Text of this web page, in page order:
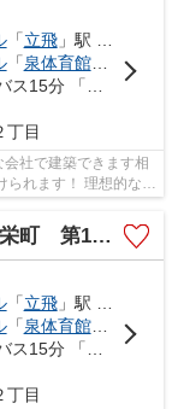
「立飛」駅 徒歩20分
「泉体育館」駅 徒歩
「昭和第一学園」 停歩4分
丁目
社で建築できます相
れます！ 理想的なマ
12 全8区画
「立飛」駅 徒歩20分
「泉体育館」駅 徒歩
「昭和第一学園」 停歩4分
丁目